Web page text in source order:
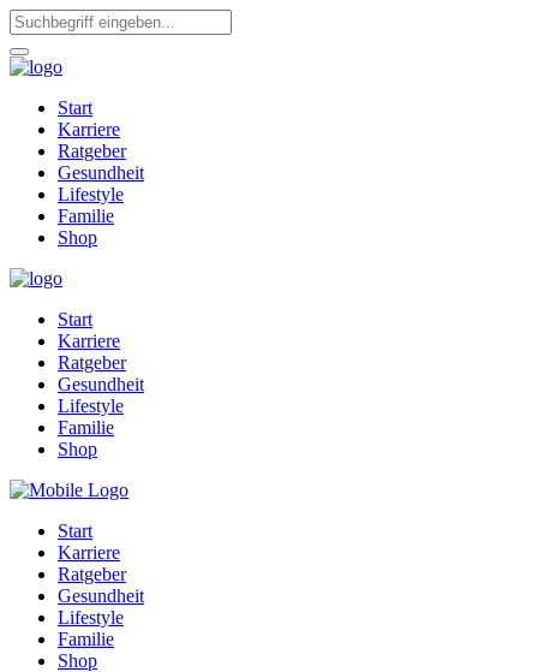
Start
Karriere
Ratgeber
Gesundheit
Lifestyle
Familie
Shop
Start
Karriere
Ratgeber
Gesundheit
Lifestyle
Familie
Shop
Start
Karriere
Ratgeber
Gesundheit
Lifestyle
Familie
Shop